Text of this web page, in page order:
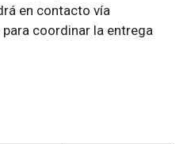
en contacto vía
coordinar la entrega